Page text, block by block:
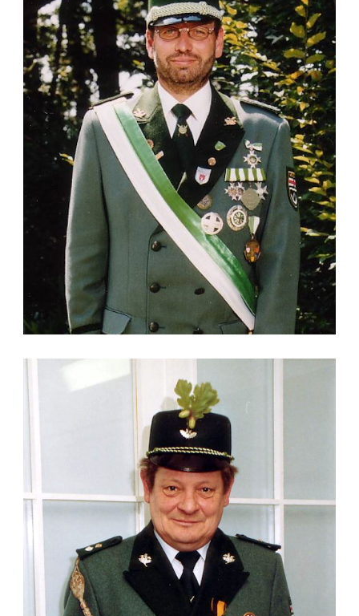
ZUG III